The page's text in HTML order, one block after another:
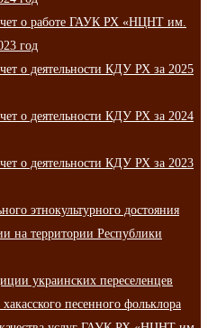
о работе ГАУК РХ «НЦНТ им.
год
о деятельности КДУ РХ за 2025
о деятельности КДУ РХ за 2024
о деятельности КДУ РХ за 2023
этнокультурного достояния
на территории Республики
украинских переселенцев
песенного фольклора